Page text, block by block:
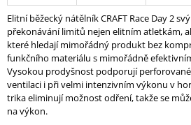
Elitní běžecký nátělník CRAFT Race Day 2
překonávání limitů nejen elitním atletkám,
které hledají mimořádný produkt bez
funkčního materiálu s mimořádně
Vysokou prodyšnost podporují
ventilaci i při velmi intenzivním výkonu v
trika eliminují možnost odření, takže se
na výkon.
P
O
R
U
Č
U
J
E
M